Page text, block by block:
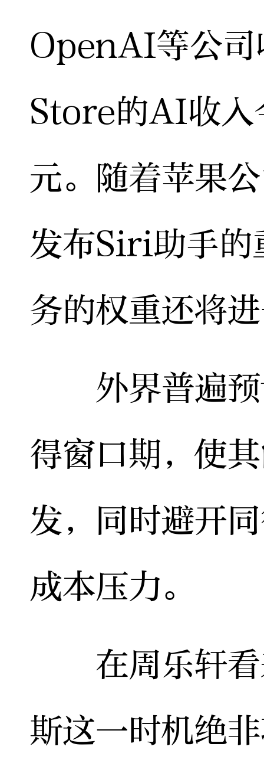
OpenAI等公
Store的AI收入
元。随着苹果
发布Siri助手的
务的权重还将
外界普遍预
得窗口期，使
发，同时避开
成本压力。
在周乐轩看
斯这一时机绝